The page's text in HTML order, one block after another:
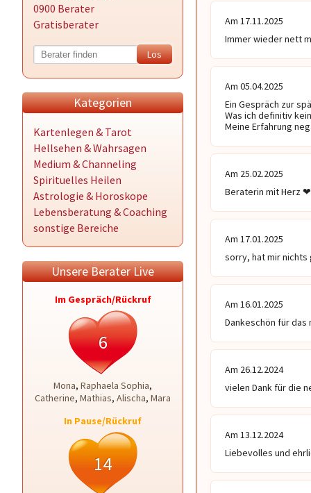
0900 Berater
Gratisberater
Kategorien
Kartenlegen & Tarot
Hellsehen & Wahrsagen
Medium & Channeling
Spirituelles Heilen
Astrologie & Horoskope
Lebensberatung & Coaching
sonstige Bereiche
Unsere Berater Live
Im Gespräch/Rückruf
6
Mona, Raphaela Sophia,
Catherine, Mathias, Alischa, Mara
In Pause/Rückruf
14
Am 17.11.2025
Immer wieder nett
Am 05.04.2025
Ein Gespräch zur
Was ich definitiv
Am 25.02.2025
Beraterin mit Herz
Am 17.01.2025
sorry, hat mir
Am 16.01.2025
Dankeschön für
Am 26.12.2024
vielen Dank für die
Am 13.12.2024
Liebevolles und